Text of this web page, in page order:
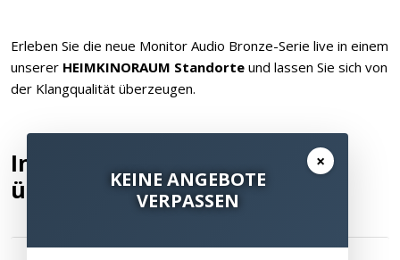
Erleben Sie die neue Monitor Audio Bronze-Serie live in einem
unserer HEIMKINORAUM Standorte und lassen Sie sich von
der Klangqualität überzeugen.
Innovative Technik für
überragenden Klang
×
KEINE ANGEBOTE
VERPASSEN